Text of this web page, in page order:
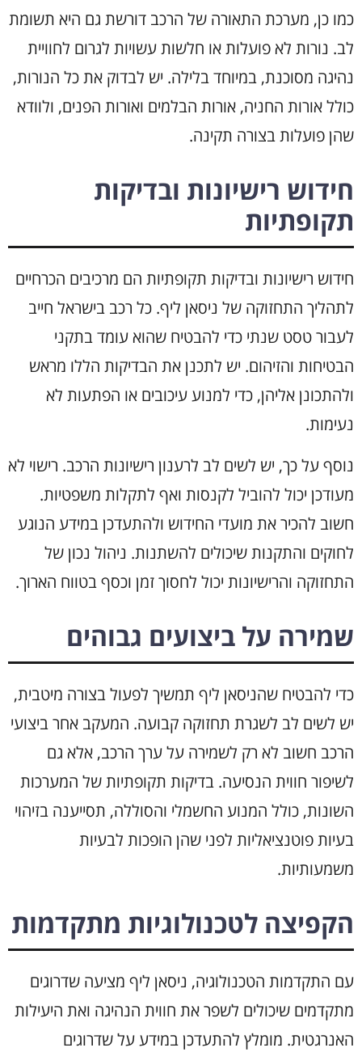
כמו כן, מערכת התאורה של הרכב דורשת גם היא תשומת
לב. נורות לא פועלות או חלשות עשויות לגרום לחוויית
נהיגה מסוכנת, במיוחד בלילה. יש לבדוק את כל הנורות,
כולל אורות החניה, אורות הבלמים ואורות הפנים, ולוודא
שהן פועלות בצורה תקינה.
חידוש רישיונות ובדיקות
תקופתיות
חידוש רישיונות ובדיקות תקופתיות הם מרכיבים הכרחיים
לתהליך התחזוקה של ניסאן ליף. כל רכב בישראל חייב
לעבור טסט שנתי כדי להבטיח שהוא עומד בתקני
הבטיחות והזיהום. יש לתכנן את הבדיקות הללו מראש
ולהתכונן אליהן, כדי למנוע עיכובים או הפתעות לא
נעימות.
נוסף על כך, יש לשים לב לרענון רישיונות הרכב. רישוי לא
מעודכן יכול להוביל לקנסות ואף לתקלות משפטיות.
חשוב להכיר את מועדי החידוש ולהתעדכן במידע הנוגע
לחוקים והתקנות שיכולים להשתנות. ניהול נכון של
התחזוקה והרישיונות יכול לחסוך זמן וכסף בטווח הארוך.
שמירה על ביצועים גבוהים
כדי להבטיח שהניסאן ליף תמשיך לפעול בצורה מיטבית,
יש לשים לב לשגרת תחזוקה קבועה. המעקב אחר ביצועי
הרכב חשוב לא רק לשמירה על ערך הרכב, אלא גם
לשיפור חווית הנסיעה. בדיקות תקופתיות של המערכות
השונות, כולל המנוע החשמלי והסוללה, תסייענה בזיהוי
בעיות פוטנציאליות לפני שהן הופכות לבעיות
משמעותיות.
הקפיצה לטכנולוגיות מתקדמות
עם התקדמות הטכנולוגיה, ניסאן ליף מציעה שדרוגים
מתקדמים שיכולים לשפר את חווית הנהיגה ואת היעילות
האנרגטית. מומלץ להתעדכן במידע על שדרוגים